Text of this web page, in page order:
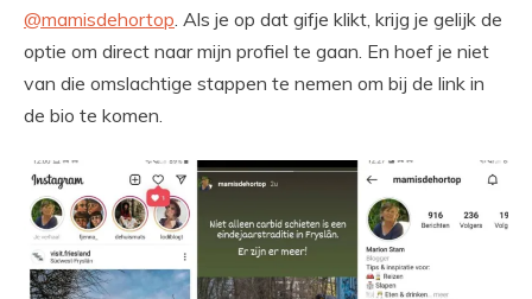
@mamisdehortop . Als je op dat gifje klikt, krijg je gelijk de
optie om direct naar mijn profiel te gaan. En hoef je niet
van die omslachtige stappen te nemen om bij de link in
de bio te komen.